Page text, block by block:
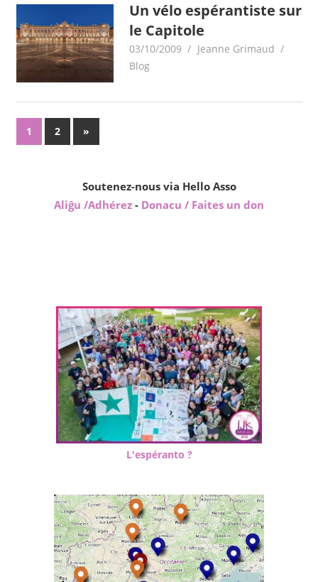
Un vélo espérantiste sur
le Capitole
03/10/2009
Jeanne Grimaud
Blog
Pagination
publications
1 2
Next
Posts
»
Soutenez-nous via Hello Asso
Aliĝu /Adhérez - Donacu / Faites un don
L'espéranto ?